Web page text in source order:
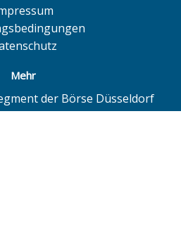
Mehr
der Börse Düsseldorf
der Börse Düsseldorf